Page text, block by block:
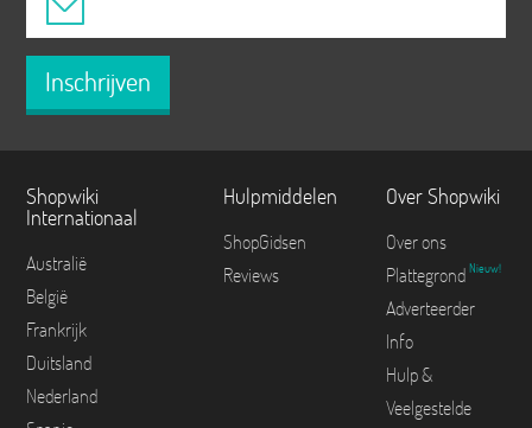
Inschrijven
Shopwiki
Internationaal
Australië
België
Frankrijk
Duitsland
Nederland
Hulpmiddelen
ShopGidsen
Reviews
Over Shopwiki
Over ons
Plattegrond Nieuw!
Adverteerder
Info
Hulp &
Veelgestelde